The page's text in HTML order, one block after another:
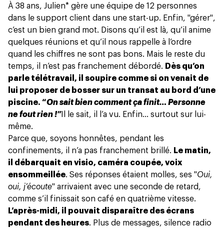
À 38 ans, Julien* gère une équipe de 12 personnes
dans le support client dans une start-up. Enfin, "gérer",
c’est un bien grand mot. Disons qu’il est là, qu’il anime
quelques réunions et qu’il nous rappelle à l’ordre
quand les chiffres ne sont pas bons. Mais le reste du
temps, il n’est pas franchement débordé. Dès qu’on
parle télétravail, il soupire comme si on venait de
lui proposer de bosser sur un transat au bord d’une
piscine. “On sait bien comment ça finit… Personne
ne fout rien !”Il le sait, il l’a vu. Enfin… surtout sur lui-
même.
Parce que, soyons honnêtes, pendant les
confinements, il n’a pas franchement brillé. Le matin,
il débarquait en visio, caméra coupée, voix
ensommeillée. Ses réponses étaient molles, ses "Oui,
oui, j’écoute" arrivaient avec une seconde de retard,
comme s’il finissait son café en quatrième vitesse.
L’après-midi, il pouvait disparaître des écrans
pendant des heures. Plus de messages, silence radio